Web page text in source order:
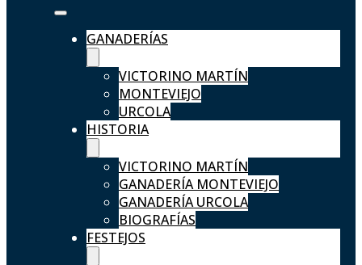
GANADERÍAS
VICTORINO MARTÍN
MONTEVIEJO
URCOLA
HISTORIA
VICTORINO MARTÍN
GANADERÍA MONTEVIEJO
GANADERÍA URCOLA
BIOGRAFÍAS
FESTEJOS